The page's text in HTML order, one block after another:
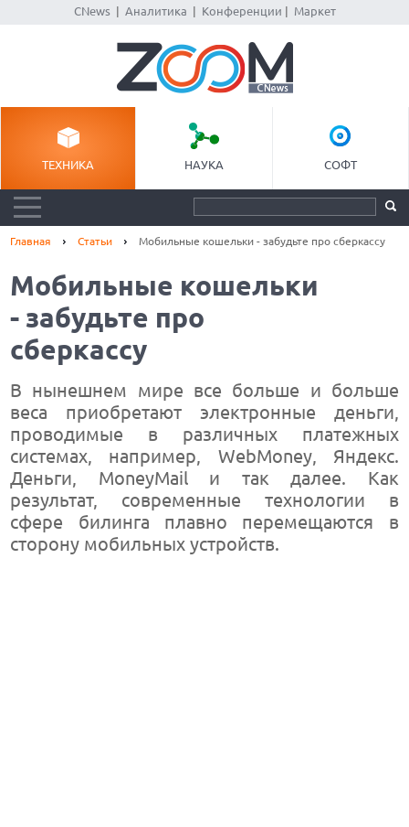
CNews| Аналитика Конференции Маркет
ТЕХНИКА НАУКА СОФТ
Главная Статьи Мобильные кошельки - забудьте про сберкассу
Мобильные кошельки
- забудьте про
сберкассу
В нынешнем мире все больше и больше
веса приобретают электронные деньги,
проводимые в различных платежных
системах, например, WebMoney, Яндекс.
Деньги, MoneyMail и так далее. Как
результат, современные технологии в
сфере билинга плавно перемещаются в
сторону мобильных устройств.